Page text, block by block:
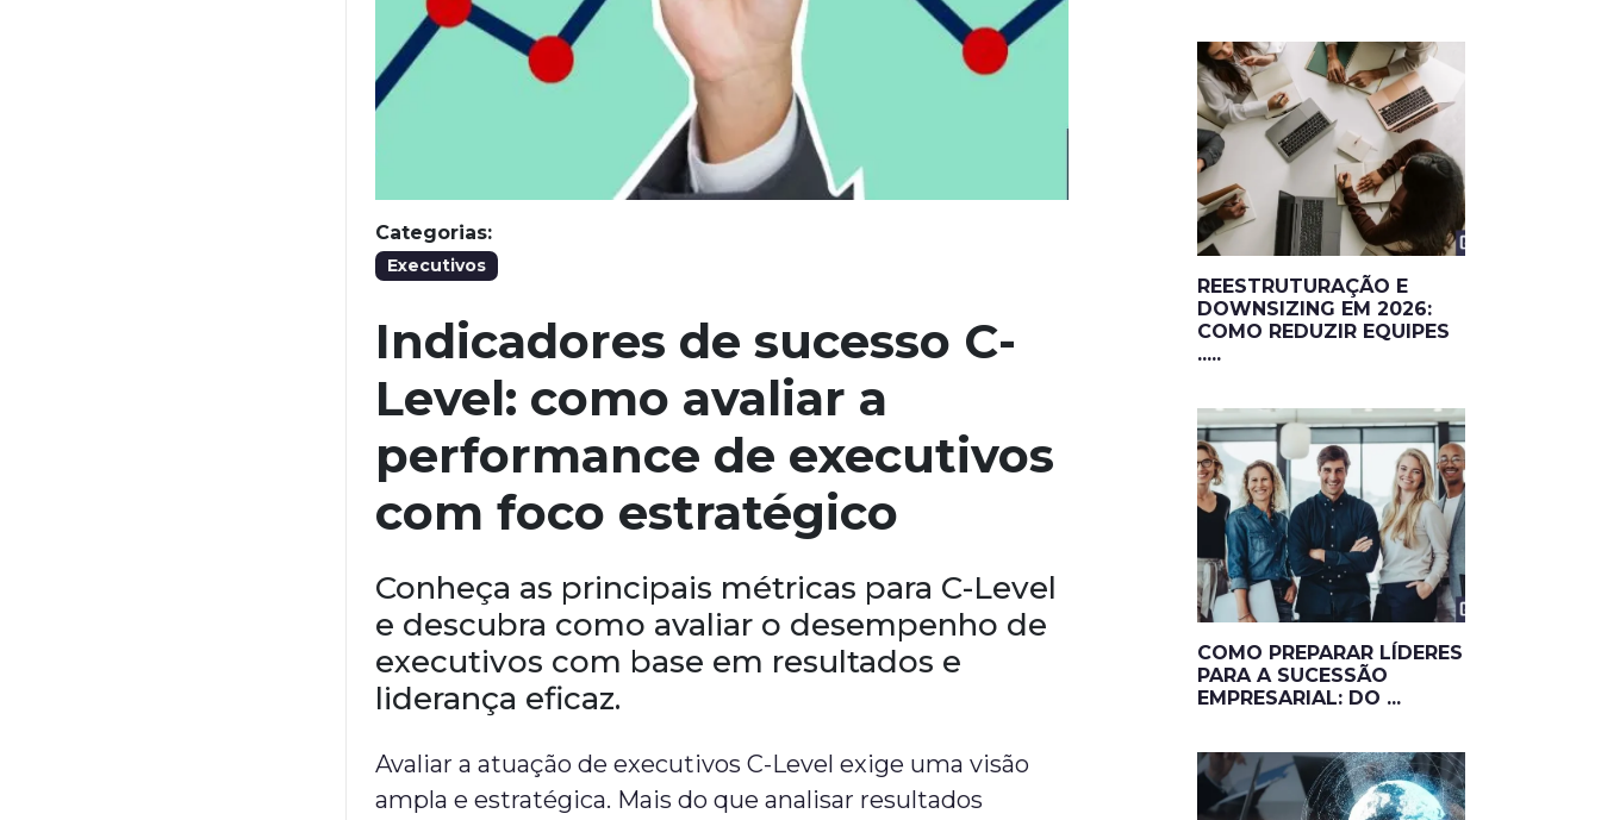
Categorias:
Executivos
Indicadores de sucesso C-
Level: como avaliar a
performance de executivos
com foco estratégico
Conheça as principais métricas para C-Level
e descubra como avaliar o desempenho de
executivos com base em resultados e
liderança eficaz.
Avaliar a atuação de executivos C-Level exige uma visão
ampla e estratégica. Mais do que analisar resultados
REESTRUTURAÇÃO E
DOWNSIZING EM 2026:
COMO REDUZIR EQUIPES
.....
COMO PREPARAR LÍDERES
PARA A SUCESSÃO
EMPRESARIAL: DO ...